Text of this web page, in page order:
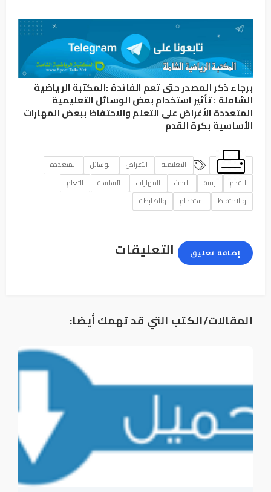
برجاء ذكر المصدر حتى تعم الفائدة :المكتبة الرياضية
الشاملة :تأثير استخدام بعض الوسائل التعليمية
المتعددة الأغراض على التعلم والاحتفاظ ببعض المهارات
الأساسية بكرة القدم
التعليمية الأغراض الوسائل
المتعددة
القدم
ريبية البحث المهارات الأساسية
التعلم
والاحتفاظ
استخدام والضابطة
التعليقات إضافة تعليق
المقالات/الكتب التي قد تهمك أيضا: